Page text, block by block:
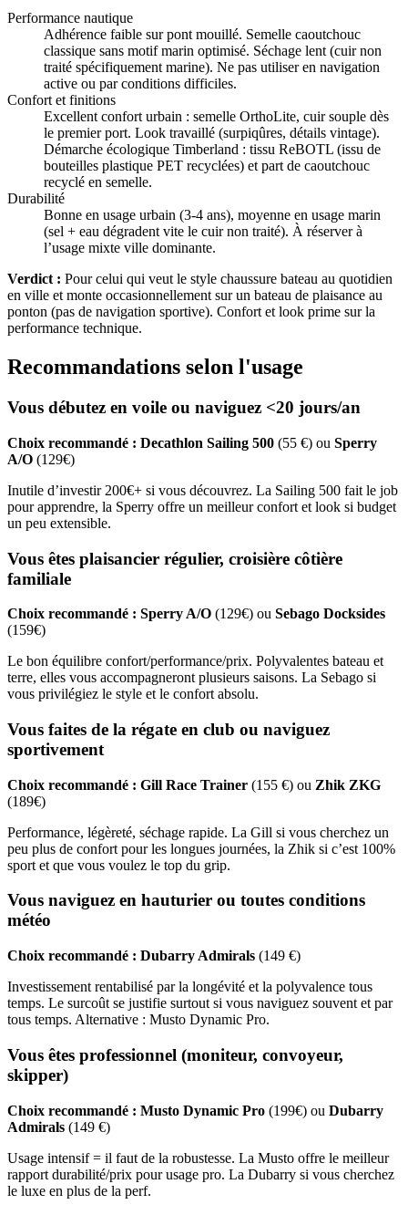
Performance nautique
Adhérence faible sur pont mouillé. Semelle caoutchouc
classique sans motif marin optimisé. Séchage lent (cuir non
traité spécifiquement marine). Ne pas utiliser en navigation
active ou par conditions difficiles.
Confort et finitions
Excellent confort urbain : semelle OrthoLite, cuir souple dès
le premier port. Look travaillé (surpiqûres, détails vintage).
Démarche écologique Timberland : tissu ReBOTL (issu de
bouteilles plastique PET recyclées) et part de caoutchouc
recyclé en semelle.
Durabilité
Bonne en usage urbain (3-4 ans), moyenne en usage marin
(sel + eau dégradent vite le cuir non traité). À réserver à
l’usage mixte ville dominante.
Verdict : Pour celui qui veut le style chaussure bateau au quotidien
en ville et monte occasionnellement sur un bateau de plaisance au
ponton (pas de navigation sportive). Confort et look prime sur la
performance technique.
Recommandations selon l'usage
Vous débutez en voile ou naviguez <20 jours/an
Choix recommandé : Decathlon Sailing 500 (55 €) ou Sperry
A/O (129€)
Inutile d’investir 200€+ si vous découvrez. La Sailing 500 fait le job
pour apprendre, la Sperry offre un meilleur confort et look si budget
un peu extensible.
Vous êtes plaisancier régulier, croisière côtière
familiale
Choix recommandé : Sperry A/O (129€) ou Sebago Docksides
(159€)
Le bon équilibre confort/performance/prix. Polyvalentes bateau et
terre, elles vous accompagneront plusieurs saisons. La Sebago si
vous privilégiez le style et le confort absolu.
Vous faites de la régate en club ou naviguez
sportivement
Choix recommandé : Gill Race Trainer (155 €) ou Zhik ZKG
(189€)
Performance, légèreté, séchage rapide. La Gill si vous cherchez un
peu plus de confort pour les longues journées, la Zhik si c’est 100%
sport et que vous voulez le top du grip.
Vous naviguez en hauturier ou toutes conditions
météo
Choix recommandé : Dubarry Admirals (149 €)
Investissement rentabilisé par la longévité et la polyvalence tous
temps. Le surcoût se justifie surtout si vous naviguez souvent et par
tous temps. Alternative : Musto Dynamic Pro.
Vous êtes professionnel (moniteur, convoyeur,
skipper)
Choix recommandé : Musto Dynamic Pro (199€) ou Dubarry
Admirals (149 €)
Usage intensif = il faut de la robustesse. La Musto offre le meilleur
rapport durabilité/prix pour usage pro. La Dubarry si vous cherchez
le luxe en plus de la perf.